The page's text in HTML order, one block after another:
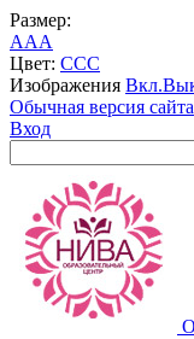
Размер:
AAA
Цвет: CCC
Изображения Вкл.
Обычная версия сайта
Вход